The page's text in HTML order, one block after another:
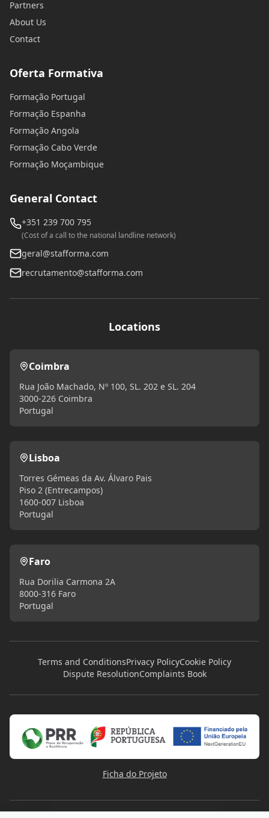
Partners
About Us
Contact
Oferta Formativa
Formação Portugal
Formação Espanha
Formação Angola
Formação Cabo Verde
Formação Moçambique
General Contact
+351 239 700 795
(Cost of a call to the national landline network)
geral@stafforma.com
recrutamento@stafforma.com
Locations
Coimbra
Rua João Machado, Nº 100, SL. 202 e SL. 204
3000-226 Coimbra
Portugal
Lisboa
Torres Gémeas da Av. Álvaro Pais
Piso 2 (Entrecampos)
1600-007 Lisboa
Portugal
Faro
Rua Dorilia Carmona 2A
8000-316 Faro
Portugal
Terms and ConditionsPrivacy PolicyCookie Policy
Dispute ResolutionComplaints Book
Ficha do Projeto